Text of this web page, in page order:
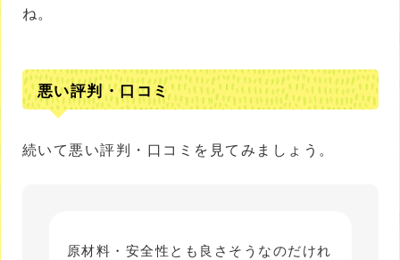
ね。
悪い評判・口コミ
続いて悪い評判・口コミを見てみましょう。
原材料・安全性とも良さそうなのだけれ